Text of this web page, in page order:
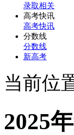
录取相关
高考快讯
高考快讯
分数线
分数线
新高考
当前位
2025